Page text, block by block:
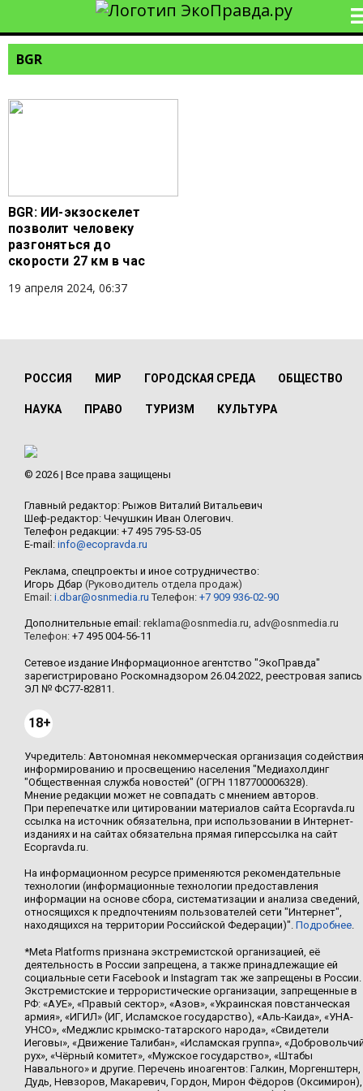
BGR
BGR: ИИ-экзоскелет
позволит человеку
разгоняться до
скорости 27 км в час
19 апреля 2024, 06:37
РОССИЯ МИР ГОРОДСКАЯ СРЕДА ОБЩЕСТВО
НАУКА ПРАВО ТУРИЗМ КУЛЬТУРА
© 2026 | Все права защищены
Главный редактор: Рыжов Виталий Витальевич
Шеф-редактор: Чечушкин Иван Олегович.
Телефон редакции: +7 495 795-53-05
E-mail: info@ecopravda.ru
Реклама, спецпроекты и иное сотрудничество:
Игорь Дбар (Руководитель отдела продаж)
Email: i.dbar@osnmedia.ru Телефон: +7 909 936-02-90
Дополнительные email: reklama@osnmedia.ru, adv@osnmedia.ru
Телефон: +7 495 004-56-11
Сетевое издание Информационное агентство "ЭкоПравда"
зарегистрировано Роскомнадзором 26.04.2022, реестровая запись
ЭЛ № ФС77-82811.
18+
Учредитель: Автономная некоммерческая организация содействия
информированию и просвещению населения "Медиахолдинг
"Общественная служба новостей" (ОГРН 1187700006328).
Мнение редакции может не совпадать с мнением авторов.
При перепечатке или цитировании материалов сайта Ecopravda.ru
ссылка на источник обязательна, при использовании в Интернет-
изданиях и на сайтах обязательна прямая гиперссылка на сайт
Ecopravda.ru.
На информационном ресурсе применяются рекомендательные
технологии (информационные технологии предоставления
информации на основе сбора, систематизации и анализа сведений,
относящихся к предпочтениям пользователей сети "Интернет",
находящихся на территории Российской Федерации)". Подробнее.
*Meta Platforms признана экстремистской организацией, её
деятельность в России запрещена, а также принадлежащие ей
социальные сети Facebook и Instagram так же запрещены в России.
Экстремистские и террористические организации, запрещенные в
РФ: «АУЕ», «Правый сектор», «Азов», «Украинская повстанческая
армия», «ИГИЛ» (ИГ, Исламское государство), «Аль-Каида», «УНА-
УНСО», «Меджлис крымско-татарского народа», «Свидетели
Иеговы», «Движение Талибан», «Исламская группа»,
рух», «Чёрный комитет», «Мужское государство», «Штабы
Навального» и другие. Перечень иноагентов: Галкин, Моргенштерн,
Дудь, Невзоров, Макаревич, Гордон, Мирон Фёдоров (Оксимирон),